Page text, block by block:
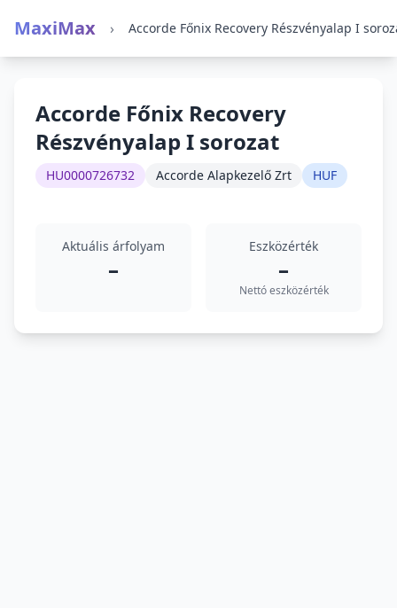
MaxiMax › Accorde Főnix Recovery Részvényalap I
Accorde Főnix Recovery
Részvényalap I sorozat
HU0000726732 Accorde Alapkezelő Zrt HUF
Aktuális árfolyam
–
Eszközérték
–
Nettó eszközérték